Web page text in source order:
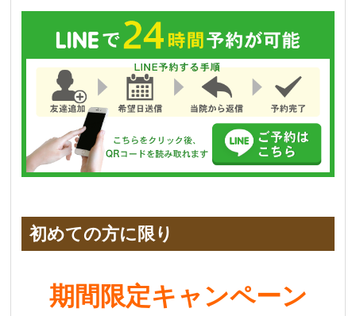
初めての方に限り
期間限定キャンペーン